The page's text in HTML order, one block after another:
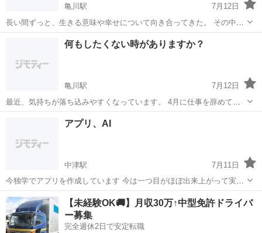
亀川駅
7月12日
長い間ずっと、生きる意味や幸せについて向き合ってきた。 その中で
気づいたのは、私の幸せは“誰かを喜ばせ、誰かの役に立ち、必要とさ
れること”にあるということだ。 ただ、今の自分の力まだまだ足りな
亀川駅 その他
何もしたくない時がありますか？
亀川駅
7月12日
最近、気持ちが落ち込みやすくなっています。 4月に仕事を辞めてか
ら、ほとんど寝て過ごす日が多く、働きたい気持ちはあるのに体がつ
いてきません。 この状態をどう整えていけばいいのか悩んでいます。
亀川駅
アプリ、AI
中津駅
7月11日
今独学でアプリを作成しています 今は一つ目がほぼ出来上がって実際
に使ってから修正していくところまできています 確かにややこしいけ
どAIを使って二人三脚で励まし合いながらやってます 同じ様な方いま
したら アドバイスや意見交換し...
大分 中津市 中津駅 その他
【未経験OK🚚】月収30万↑中型免許ドライバ
ー募集
完全週休2日で安定転職